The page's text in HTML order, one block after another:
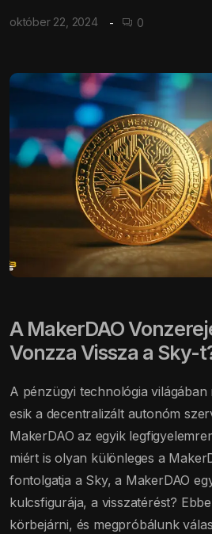
október 22, 2024 0
A MakerDAO
Vonzza Vissza a Sky-
A pénzügyi technológia világában
esik a decentralizált autonóm
MakerDAO az egyik
miért is olyan különleges a
fontolgatja a Sky, a MakerDAO
kulcsfigurája, a visszatérést?
körbejárni, és megpróbálunk